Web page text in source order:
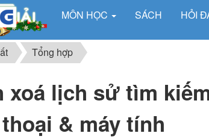
MÔN HỌC SÁCH HỎI
Tổng hợp
xoá lịch sử tìm
& máy tính